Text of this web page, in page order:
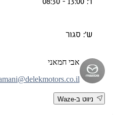
ש': סגור
אבי חמאני
a.hamani@delekmotors.co.il
ניווט ב-Waze